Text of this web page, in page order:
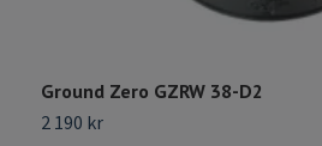
Ground Zero GZRW 38-D2
2 190 kr